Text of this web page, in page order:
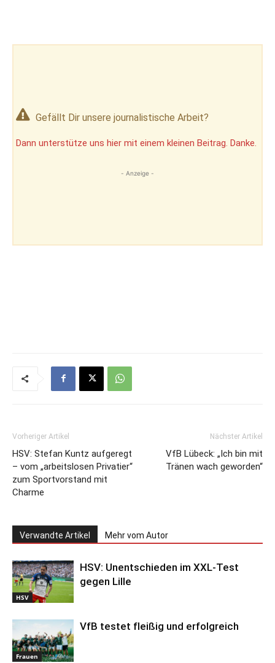
Gefällt Dir unsere journalistische Arbeit?
Dann unterstütze uns hier mit einem kleinen Beitrag. Danke.
- Anzeige -
Vorheriger Artikel
HSV: Stefan Kuntz aufgeregt
– vom „arbeitslosen Privatier“
zum Sportvorstand mit
Charme
Nächster Artikel
VfB Lübeck: „Ich bin mit
Tränen wach geworden“
Verwandte Artikel Mehr vom Autor
HSV
HSV: Unentschieden im XXL-Test
gegen Lille
Frauen
VfB testet fleißig und erfolgreich